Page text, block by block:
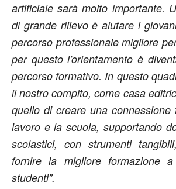
artificiale sarà molto importante.
di grande rilievo è aiutare i
percorso professionale migliore
per questo l’orientamento è
percorso formativo. In questo
il nostro compito, come casa
quello di creare una
lavoro e la scuola, supportando
scolastici, con strumenti
fornire la migliore formazione
studenti”.